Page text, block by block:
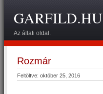
GARFILD.HU
Az állati oldal.
Rozmár
Feltöltve: október 25, 2016